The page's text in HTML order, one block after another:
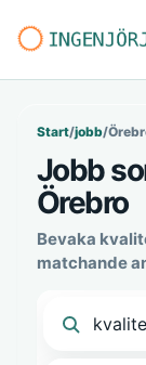
Start/jobb/
Jobb
Örebro
Bevaka
matchande